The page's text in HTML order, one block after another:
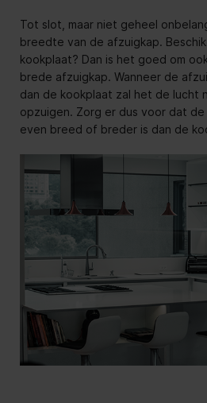
Tot slot, maar niet geheel
breedte van de afzuigkap.
kookplaat? Dan is het goed om
brede afzuigkap. Wanneer de
dan de kookplaat zal het de lucht
opzuigen. Zorg er dus voor dat
even breed of breder is dan de